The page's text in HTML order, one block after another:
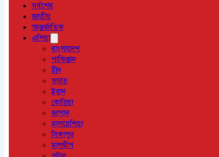
সর্বশেষ
জাতীয়
আন্তর্জাতিক
এশিয়া
বাংলাদেশ
পাকিস্তান
চীন
ভারত
ইরান
কোরিয়া
জাপান
মালয়েশিয়া
সিঙ্গাপুর
মালদ্বীপ